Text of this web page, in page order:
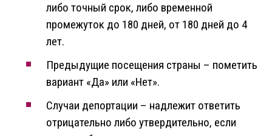
либо точный срок, либо временной
промежуток до 180 дней, от 180 дней до 4
лет.
Предыдущие посещения страны – пометить
вариант «Да» или «Нет».
Случаи депортации – надлежит ответить
отрицательно либо утвердительно, если